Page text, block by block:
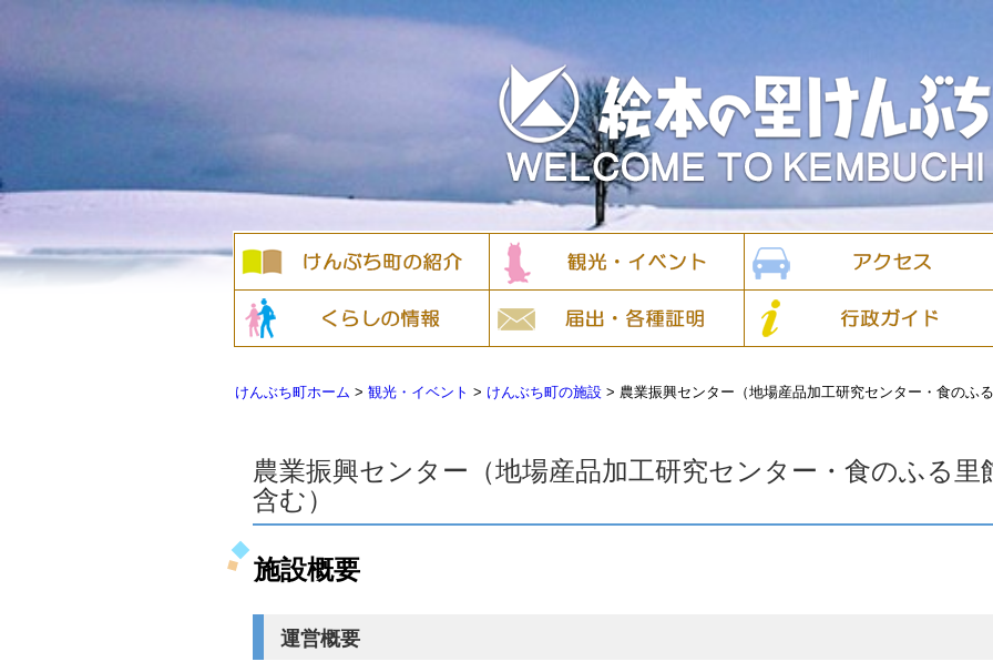
けんぶち町ホーム > 観光・イベント > けんぶち町の施設 > 農業振興センター（地場産品加工研究センター・食のふる
農業振興センター（地場産品加工研究センター・食のふる里
含む）
施設概要
運営概要